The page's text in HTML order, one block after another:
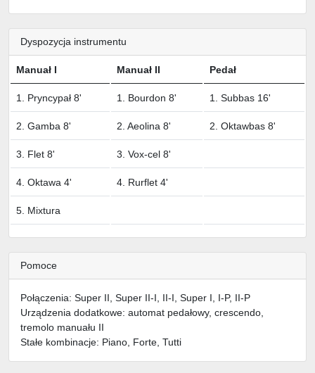
Dyspozycja instrumentu
Manuał I Manuał II Pedał
1. Pryncypał 8' 1. Bourdon 8' 1. Subbas 16'
2. Gamba 8' 2. Aeolina 8' 2. Oktawbas 8'
3. Flet 8' 3. Vox-cel 8'
4. Oktawa 4' 4. Rurflet 4'
5. Mixtura
Pomoce
Połączenia: Super II, Super II-I, II-I, Super I, I-P, II-P
Urządzenia dodatkowe: automat pedałowy, crescendo,
tremolo manuału II
Stałe kombinacje: Piano, Forte, Tutti